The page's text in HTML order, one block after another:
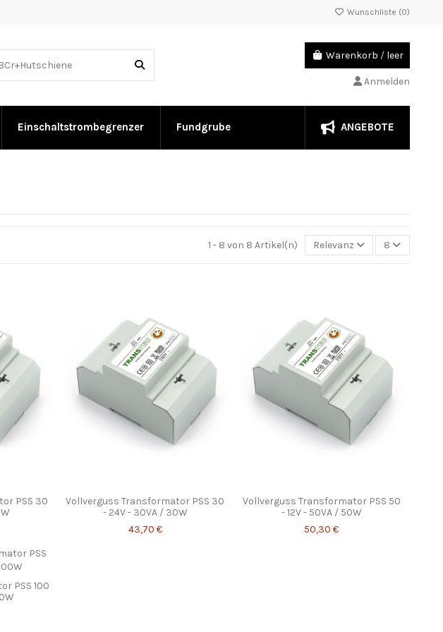
Wunschliste (0)
Warenkorb / leer
Anmelden
Einschaltstrombegrenzer Fundgrube ANGEBOTE
1 - 8 von 8 Artikel(n) Relevanz 8
PSS 30
Vollverguss Transformator PSS 30
- 24V - 30VA / 30W
43,70 €
Vollverguss Transformator PSS 50
- 12V - 50VA / 50W
50,30 €
PSS 100